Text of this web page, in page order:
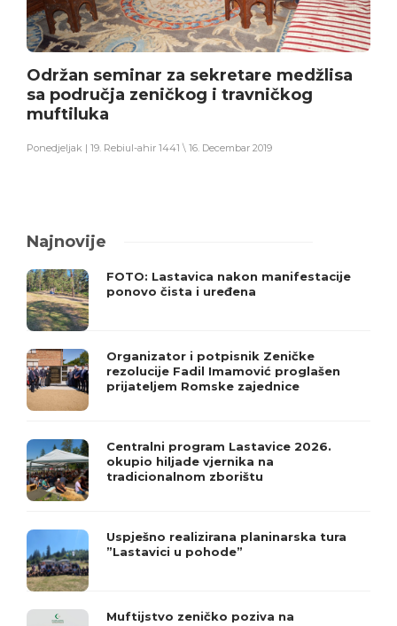
Održan seminar za sekretare medžlisa
sa područja zeničkog i travničkog
muftiluka
Ponedjeljak | 19. Rebiul-ahir 1441 \ 16. Decembar 2019
Najnovije
FOTO: Lastavica nakon manifestacije
ponovo čista i uređena
Organizator i potpisnik Zeničke
rezolucije Fadil Imamović proglašen
prijateljem Romske zajednice
Centralni program Lastavice 2026.
okupio hiljade vjernika na
tradicionalnom zborištu
Uspješno realizirana planinarska tura
”Lastavici u pohode”
Muftijstvo zeničko poziva na